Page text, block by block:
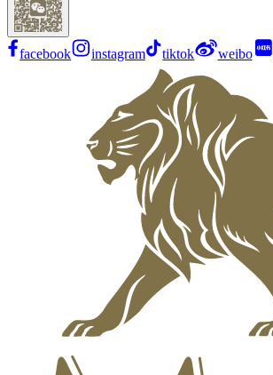
facebook instagram tiktok weibo